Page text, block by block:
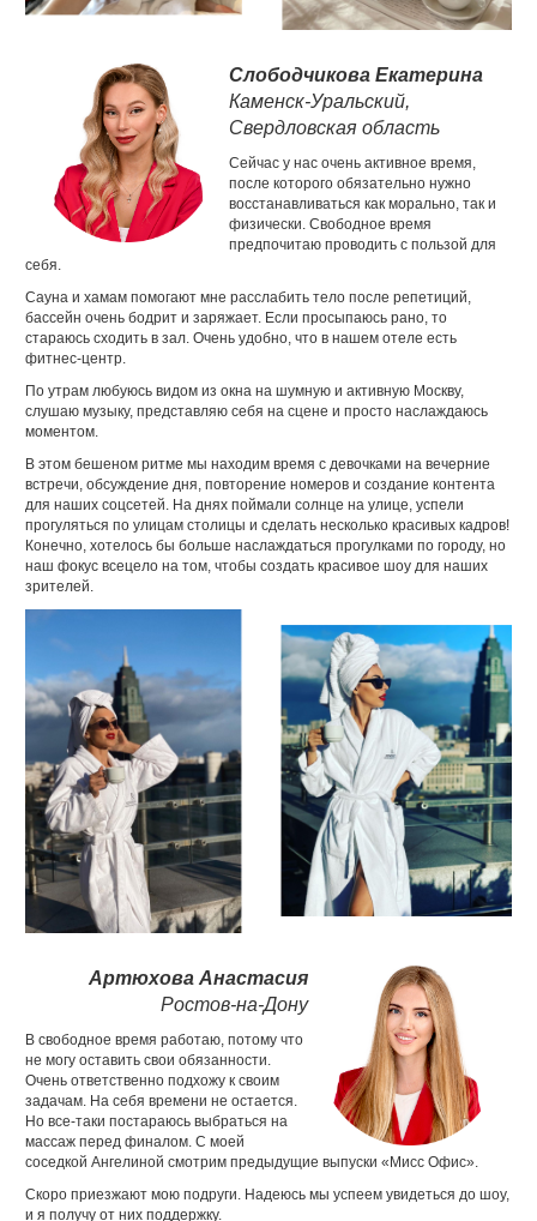
Слободчикова Екатерина
Каменск-Уральский,
Свердловская область
Сейчас у нас очень активное время,
после которого обязательно нужно
восстанавливаться как морально, так и
физически. Свободное время
предпочитаю проводить с пользой для
себя.
Сауна и хамам помогают мне расслабить тело после репетиций,
бассейн очень бодрит и заряжает. Если просыпаюсь рано, то
стараюсь сходить в зал. Очень удобно, что в нашем отеле есть
фитнес-центр.
По утрам любуюсь видом из окна на шумную и активную Москву,
слушаю музыку, представляю себя на сцене и просто наслаждаюсь
моментом.
В этом бешеном ритме мы находим время с девочками на вечерние
встречи, обсуждение дня, повторение номеров и создание контента
для наших соцсетей. На днях поймали солнце на улице, успели
прогуляться по улицам столицы и сделать несколько красивых кадров!
Конечно, хотелось бы больше наслаждаться прогулками по городу, но
наш фокус всецело на том, чтобы создать красивое шоу для наших
зрителей.
Артюхова Анастасия
Ростов-на-Дону
В свободное время работаю, потому что
не могу оставить свои обязанности.
Очень ответственно подхожу к своим
задачам. На себя времени не остается.
Но все-таки постараюсь выбраться на
массаж перед финалом. С моей
соседкой Ангелиной смотрим предыдущие выпуски «Мисс Офис».
Скоро приезжают мою подруги. Надеюсь мы успеем увидеться до шоу,
и я получу от них поддержку.